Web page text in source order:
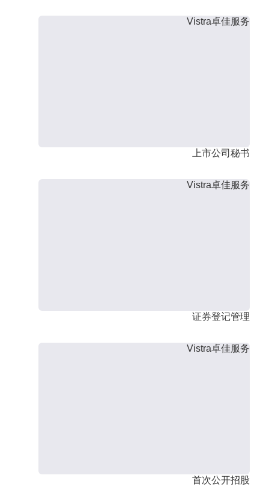
Vistra卓佳服务
上市公司秘书
Vistra卓佳服务
证券登记管理
Vistra卓佳服务
首次公开招股